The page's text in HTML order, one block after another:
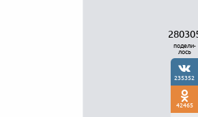
подели-
лось
235352
42465